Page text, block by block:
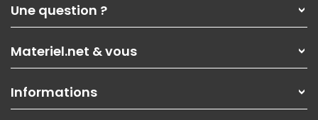
Nos services
Les magasins Materiel.net
Nos solutions pour les pros
Contactez-nous
Une question ?
Paiement, livraison
Garanties,Pack Zen
SAV, demander un retour
Informations
Materiel.net & vous
On rachète votre carte graphique
PC sur mesure : Votre RDV personnalisé
Informations